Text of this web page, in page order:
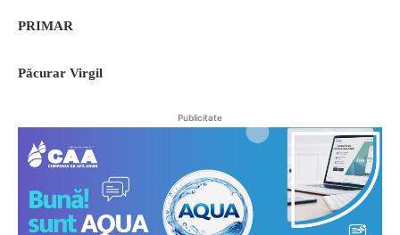
PRIMAR
Păcurar Virgil
Publicitate